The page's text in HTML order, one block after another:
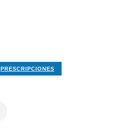
PRESCRIPCIONES